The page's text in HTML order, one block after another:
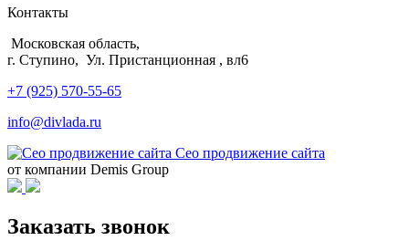
Контакты
Московская область,
г. Ступино, Ул. Пристанционная , вл6
+7 (925) 570-55-65
info@divlada.ru
Сео продвижение сайта
от компании Demis Group
Заказать звонок